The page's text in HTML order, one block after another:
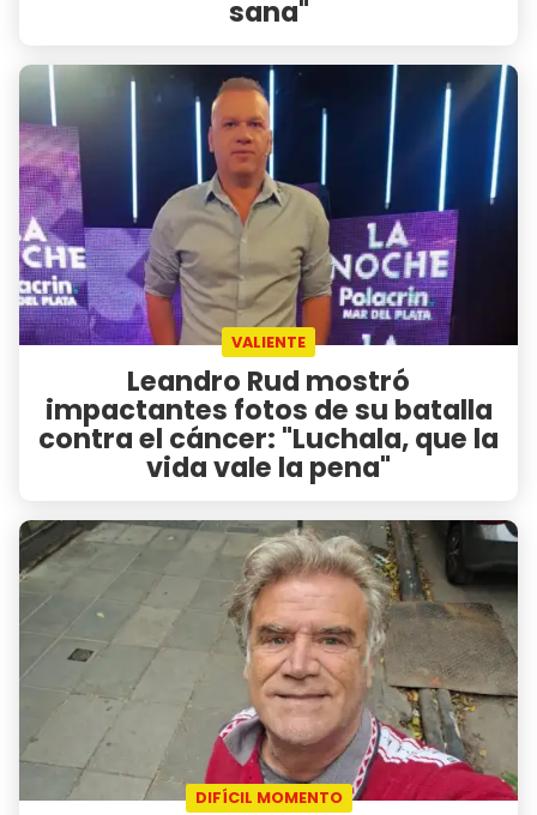
sana"
VALIENTE
Leandro Rud mostró
impactantes fotos de su batalla
contra el cáncer: "Luchala, que la
vida vale la pena"
DIFÍCIL MOMENTO